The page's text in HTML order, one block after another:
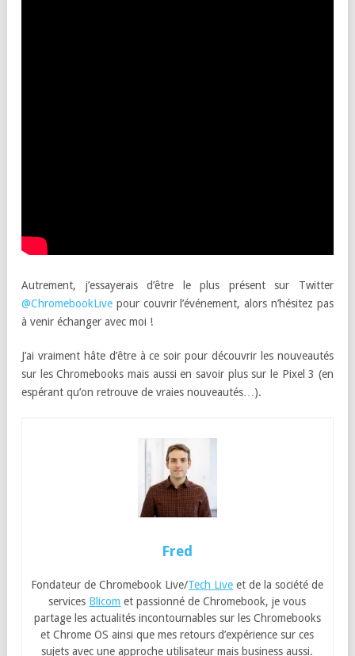
Autrement, j’essayerais d’être le plus présent sur Twitter
@ChromebookLive pour couvrir l’événement, alors n’hésitez pas
à venir échanger avec moi !
J’ai vraiment hâte d’être à ce soir pour découvrir les nouveautés
sur les Chromebooks mais aussi en savoir plus sur le Pixel 3 (en
espérant qu’on retrouve de vraies nouveautés…).
Fred
Fondateur de Chromebook Live/Tech Live et de la société de
services Blicom et passionné de Chromebook, je vous
partage les actualités incontournables sur les Chromebooks
et Chrome OS ainsi que mes retours d’expérience sur ces
sujets avec une approche utilisateur mais business aussi.